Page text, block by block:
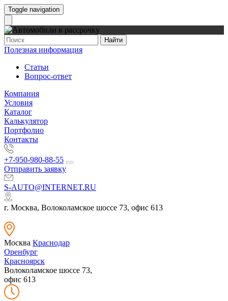
Toggle navigation
Найти
Полезная информация
Статьи
Вопрос-ответ
Компания
Условия
Каталог
Калькулятор
Портфолио
Контакты
+7-950-980-88-55
Отправить заявку
S-AUTO@INTERNET.RU
г. Москва, Волоколамское шоссе 73, офис 613
Москва Краснодар
Оренбург
Красноярск
Волоколамское шоссе 73,
офис 613